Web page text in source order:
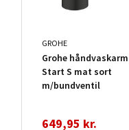
GROHE
Grohe
Start S mat sort
m/bundventil
649,95 kr.